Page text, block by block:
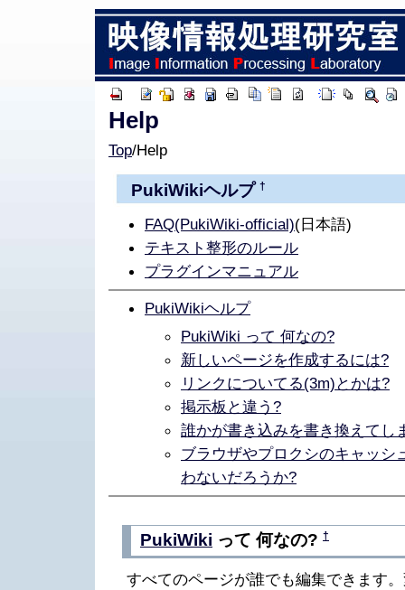
Help
Top/Help
PukiWikiヘルプ †
FAQ(PukiWiki-official)(日本語)
テキスト整形のルール
プラグインマニュアル
PukiWikiヘルプ
PukiWiki って 何なの?
新しいページを作成するには?
リンクについてる(3m)とかは?
掲示板と違う?
誰かが書き込みを書き換えてし
ブラウザやプロクシのキャッシ
わないだろうか?
PukiWiki って 何なの? †
すべてのページが誰でも編集できます